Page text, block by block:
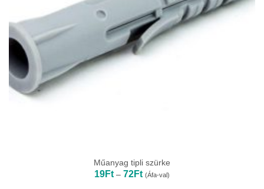
Műanyag tipli szürke
19Ft – 72FtÁrtartomány:
19Ft
(Áfa-val)